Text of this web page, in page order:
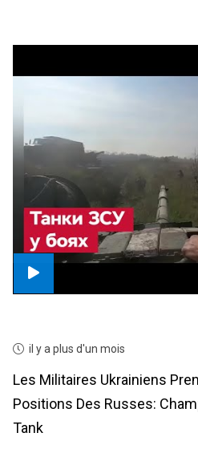
il y a plus d'un mois
Les Militaires Ukrainiens
Positions Des Russes:
Tank